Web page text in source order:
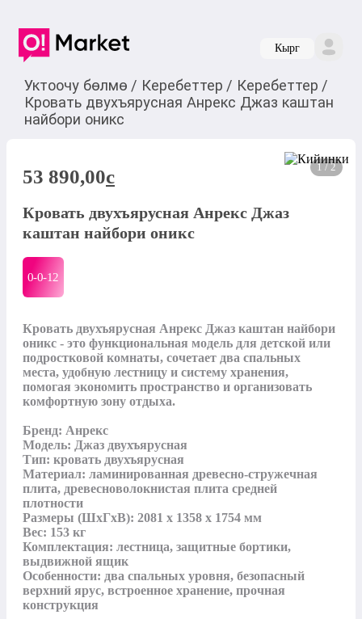
Кырг
Уктоочу бөлмө / Керебеттер / Керебеттер /
Кровать двухъярусная Анрекс Джаз каштан
найбори оникс
1 / 2
53 890,00c
Кровать двухъярусная Анрекс Джаз
каштан найбори оникс
0-0-12
Кровать двухъярусная Анрекс Джаз каштан найбори
оникс - это функциональная модель для детской или
подростковой комнаты, сочетает два спальных
места, удобную лестницу и систему хранения,
помогая экономить пространство и организовать
комфортную зону отдыха.
Бренд: Анрекс
Модель: Джаз двухъярусная
Тип: кровать двухъярусная
Материал: ламинированная древесно-стружечная
плита, древесноволокнистая плита средней
плотности
Размеры (ШхГхВ): 2081 х 1358 х 1754 мм
Вес: 153 кг
Комплектация: лестница, защитные бортики,
выдвижной ящик
Особенности: два спальных уровня, безопасный
верхний ярус, встроенное хранение, прочная
конструкция